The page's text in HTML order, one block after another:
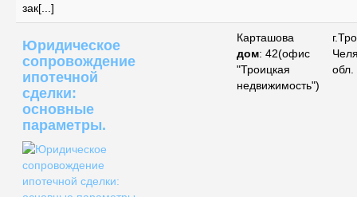
зак[...]
Юридическое
сопровождение
ипотечной
сделки:
основные
параметры.
Карташова
дом: 42(офис
"Троицкая
недвижимость")
обл.